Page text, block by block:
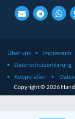
Über uns Impressum
Datenschutzerklärung
Kooperation
Copyright © 2026